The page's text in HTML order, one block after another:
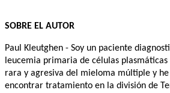
SOBRE EL AUTOR
Paul Kleutghen - Soy un paciente
leucemia primaria de células plasmáticas
rara y agresiva del mieloma múltiple y
encontrar tratamiento en la división de